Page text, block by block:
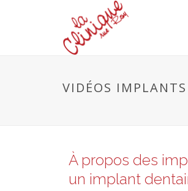
VIDÉOS IMPLANTS
À propos des
un implant